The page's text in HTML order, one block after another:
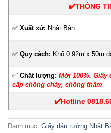
✔️THÔNG
✅Xuất xứ: Nhật Bản
✅Quy cách: Khổ 0.92m x 50m
✅Chất lượng: Mới 100%.Giấy
cấp chống cháy, chống thấm
✔️Hotline
Danh mục: Giấy dán tường Nhật